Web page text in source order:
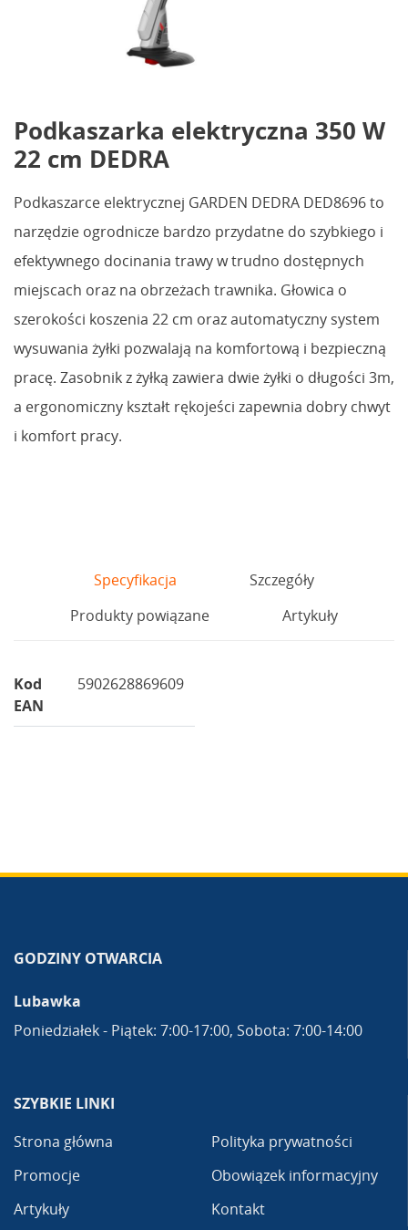
Podkaszarka elektryczna 350 W
22 cm DEDRA
Podkaszarce elektrycznej GARDEN DEDRA DED8696 to
narzędzie ogrodnicze bardzo przydatne do szybkiego i
efektywnego docinania trawy w trudno dostępnych
miejscach oraz na obrzeżach trawnika. Głowica o
szerokości koszenia 22 cm oraz automatyczny system
wysuwania żyłki pozwalają na komfortową i bezpieczną
pracę. Zasobnik z żyłką zawiera dwie żyłki o długości 3m,
a ergonomiczny kształt rękojeści zapewnia dobry chwyt
i komfort pracy.
Specyfikacja
Szczegóły
Produkty powiązane
Artykuły
Kod
EAN
5902628869609
GODZINY OTWARCIA
Lubawka
Poniedziałek - Piątek: 7:00-17:00, Sobota: 7:00-14:00
SZYBKIE LINKI
Strona główna
Promocje
Artykuły
Polityka prywatności
Obowiązek informacyjny
Kontakt